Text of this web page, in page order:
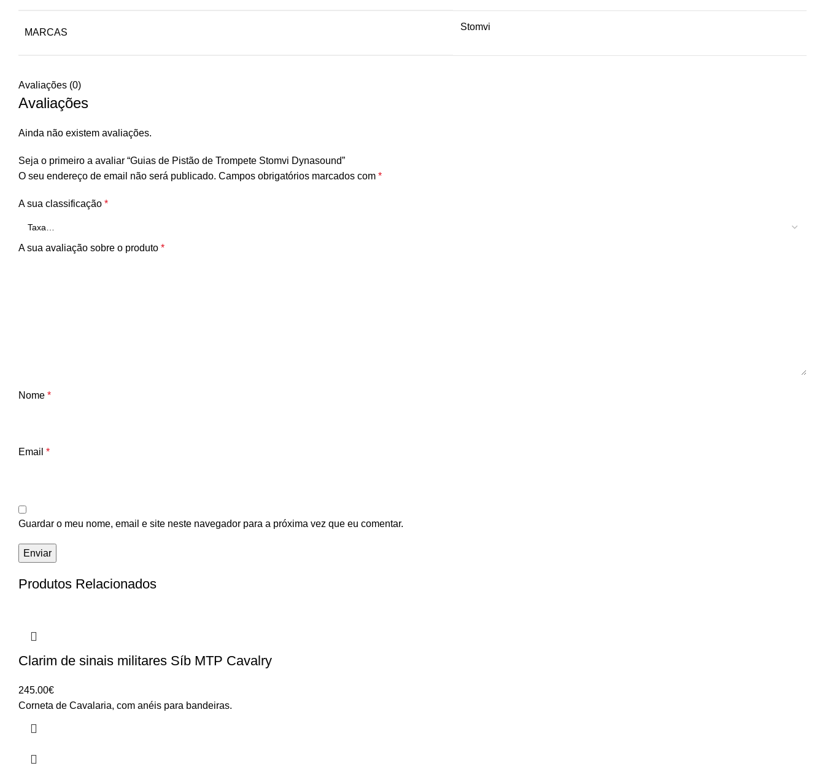
MARCAS
Stomvi
Avaliações (0)
Avaliações
Ainda não existem avaliações.
Seja o primeiro a avaliar “Guias de Pistão de Trompete Stomvi Dynasound”
O seu endereço de email não será publicado. Campos obrigatórios marcados com *
A sua classificação *
A sua avaliação sobre o produto *
Nome *
Email *
Guardar o meu nome, email e site neste navegador para a próxima vez que eu comentar.
Produtos Relacionados
Clarim de sinais militares Síb MTP Cavalry
245.00€
Corneta de Cavalaria, com anéis para bandeiras.